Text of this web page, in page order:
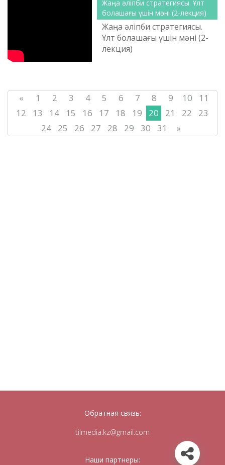
Жаңа әліпби стратегиясы. Ұлт
болашағы үшін мәні (2-лекция)
Жаңа әліпби стратегиясы.
Ұлт болашағы үшін мәні (2-
лекция)
« 1 2 3 4 5 6 7 8 9 10
11
12
13 14 15 16 17 18 19 20 21 22
23
24
25 26 27 28 29 30 31 »
Обратная связь:
tilmedia.kz@gmail.com
Наши партнеры: